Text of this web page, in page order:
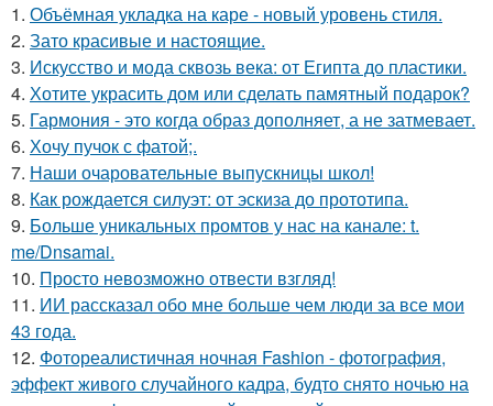
1. Объёмная укладка на каре - новый уровень стиля.
2. Зато красивые и настоящие.
3. Искусство и мода сквозь века: от Египта до пластики.
4. Хотите украсить дом или сделать памятный подарок?
5. Гармония - это когда образ дополняет, а не затмевает.
6. Хочу пучок с фатой;.
7. Наши очаровательные выпускницы школ!
8. Как рождается силуэт: от эскиза до прототипа.
9. Больше уникальных промтов у нас на канале: t.
me/Dnsamai.
10. Просто невозможно отвести взгляд!
11. ИИ рассказал обо мне больше чем люди за все мои
43 года.
12. Фотореалистичная ночная Fashion - фотография,
эффект живого случайного кадра, будто снято ночью на